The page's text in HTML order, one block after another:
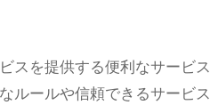
スを提供する便利なサービス
ルールや信頼できるサービス